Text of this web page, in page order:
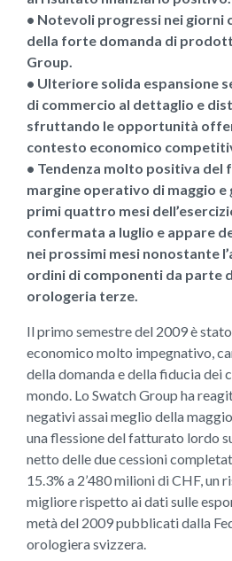
• Notevoli progressi nei giorni
della forte domanda di
Group.
• Ulteriore solida espansione
di commercio al dettaglio e
sfruttando le opportunità
contesto economico
• Tendenza molto positiva del
margine operativo di maggio
primi quattro mesi
confermata a luglio e appare
nei prossimi mesi nonostante
ordini di componenti da parte
orologeria terze.
Il primo semestre del 2009 è
economico molto impegnativo,
della domanda e della fiducia dei
mondo. Lo Swatch Group ha
negativi assai meglio della
una flessione del fatturato lordo
netto delle due cessioni
15.3% a 2’480 milioni di CHF, un
migliore rispetto ai dati sulle
metà del 2009 pubblicati dalla
orologiera svizzera.